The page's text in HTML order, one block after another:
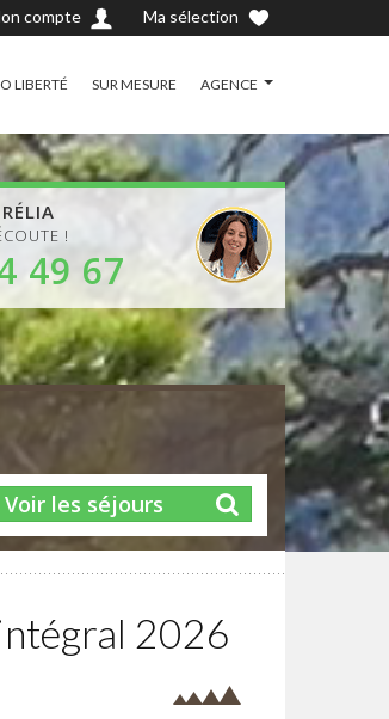
Ma sélection
compte
LIBERTÉ SUR MESURE AGENCE
!
49 67
Voir les séjours
2026